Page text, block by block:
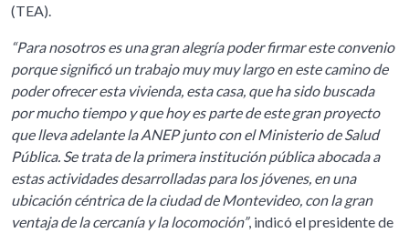
(TEA).
“Para nosotros es una gran alegría poder firmar este convenio
porque significó un trabajo muy muy largo en este camino de
poder ofrecer esta vivienda, esta casa, que ha sido buscada
por mucho tiempo y que hoy es parte de este gran proyecto
que lleva adelante la ANEP junto con el Ministerio de Salud
Pública. Se trata de la primera institución pública abocada a
estas actividades desarrolladas para los jóvenes, en una
ubicación céntrica de la ciudad de Montevideo, con la gran
ventaja de la cercanía y la locomoción”, indicó el presidente de